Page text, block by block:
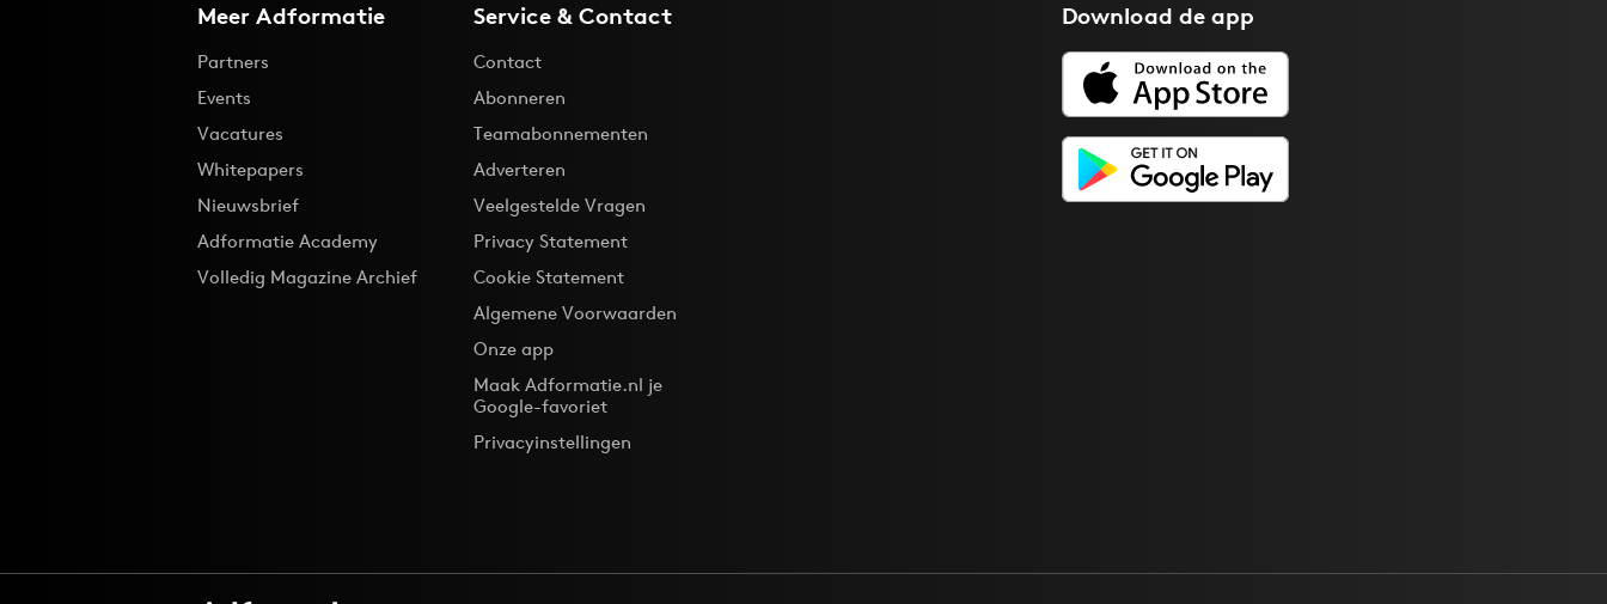
Meer Adformatie
Partners
Events
Vacatures
Whitepapers
Nieuwsbrief
Adformatie Academy
Volledig Magazine Archief
Service & Contact
Contact
Abonneren
Teamabonnementen
Adverteren
Veelgestelde Vragen
Privacy Statement
Cookie Statement
Algemene Voorwaarden
Onze app
Maak Adformatie.nl je
Google-favoriet
Privacyinstellingen
Download deapp